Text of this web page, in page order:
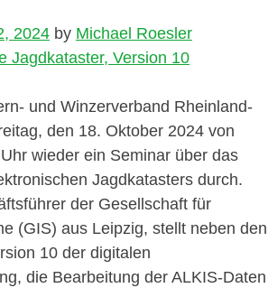
2024 by Michael Roesler
und Winzerverband Rheinland-
den 18. Oktober 2024 von
wieder ein Seminar über das
Jagdkatasters durch.
der Gesellschaft für
(GIS) aus Leipzig, stellt neben den
10 der digitalen
die Bearbeitung der ALKIS-Daten